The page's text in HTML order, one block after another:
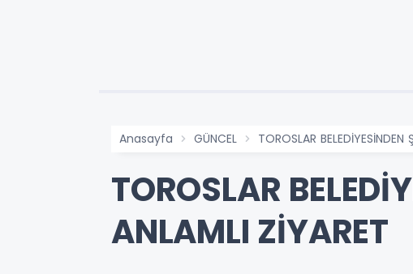
Anasayfa GÜNCEL TOROSLAR BELEDİYESİNDEN
TOROSLAR
ANLAMLI ZİYARET